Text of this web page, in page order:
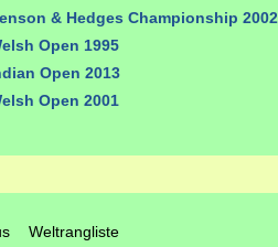
& Hedges Championship 2002
Open 1995
Open 2013
Open 2001
Weltrangliste